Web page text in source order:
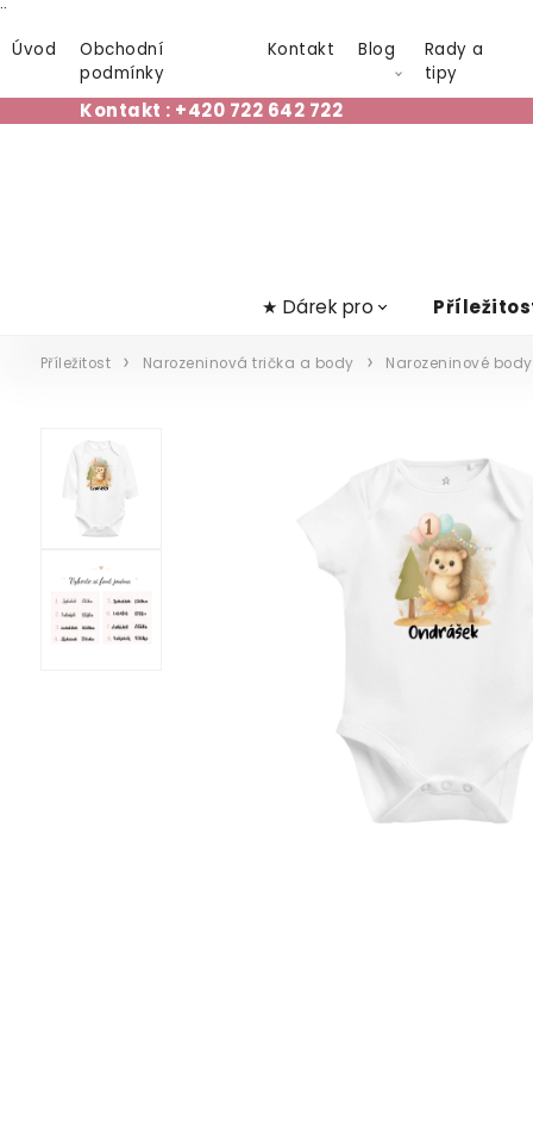
¨
Úvod
Obchodní
podmínky
Kontakt Blog
Rady a
tipy
Kontakt : +420 722 642 722
★ Dárek pro
Příležitost Narozeninová trička a body Narozeninové body